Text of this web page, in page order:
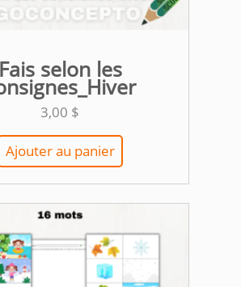
Fais selon les
3,00 $
Ajouter au panier